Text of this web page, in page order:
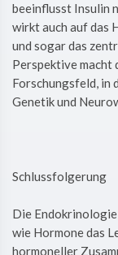
beeinflusst Insulin
wirkt auch auf das
und sogar das
Perspektive macht
Forschungsfeld, in
Genetik und
Schlussfolgerung
Die
wie Hormone das
hormoneller